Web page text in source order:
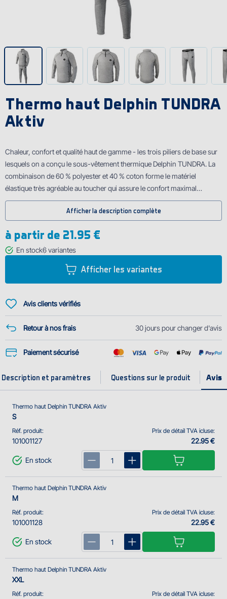
Thermo haut Delphin TUNDRA
Aktiv
Chaleur, confort et qualité haut de gamme - les trois piliers de base sur
lesquels on a conçu le sous-vêtement thermique Delphin TUNDRA. La
combinaison de 60 % polyester et 40 % coton forme le matériel
élastique très agréable au toucher qui assure le confort maximal
pendant les jours froids. L'échelle des tailles S-XXXL fait preuve qu'on a
pensé aux tous pendant la conception. La couleur grise neutre avec la
pouvez le porter pendant la pêche, la chasse ou d'autres activités
sportives.
Les manches longues et le col à fermeture éclair assurent le confort et ...
Afficher la description complète
à partir de 21.95 €
En stock6variantes
Afficher les variantes
Avis clients vérifiés
Retour à nos frais 30 jours pour changer d'avis
Paiement sécurisé
Description et paramètres Questions sur le produit
Réf. produit:
101001127
Thermo haut Delphin TUNDRA Aktiv
S
Prix de détail TVA icluse:
22.95 €
En stock
Réf. produit:
101001128
Thermo haut Delphin TUNDRA Aktiv
M
Prix de détail TVA icluse:
22.95 €
En stock
Réf. produit:
Thermo haut Delphin TUNDRA Aktiv
XXL
Prix de détail TVA icluse: